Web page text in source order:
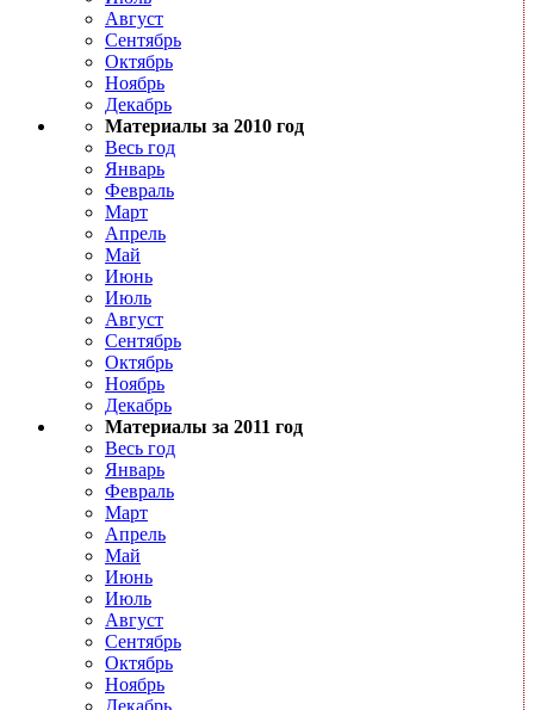
Август
Сентябрь
Октябрь
Ноябрь
Декабрь
Материалы за 2010 год
Весь год
Январь
Февраль
Март
Апрель
Май
Июнь
Июль
Август
Сентябрь
Октябрь
Ноябрь
Декабрь
Материалы за 2011 год
Весь год
Январь
Февраль
Март
Апрель
Май
Июнь
Июль
Август
Сентябрь
Октябрь
Ноябрь
Декабрь